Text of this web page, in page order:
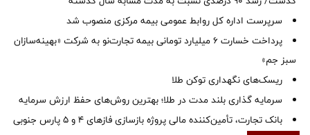
سرپرست اداره كل روابط عمومی بیمه مركزی منصوب شد
پرداخت خسارت ۶ میلیارد تومانی بیمه تجارت‌نو به شرکت «بهینه‌سازان
سبز جم»
ریسک‌های نگهداری توکن طلا
سرمایه گذاری بلند مدت در طلا؛ بهترین روش‌های حفظ ارزش سرمایه
بانک تجارت، تأمین‌کننده مالی پروژه بازسازی فازهای ۴ و ۵ پارس جنوبی